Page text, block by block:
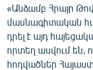
«Անձամբ Հրայր
մասնագիտական
դրել է այդ
որտեղ ասվում են,
հոդվածներ